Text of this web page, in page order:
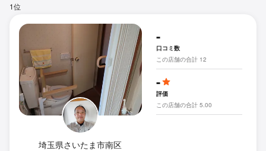
1位
埼玉県さいたま市南区
-
口コミ数
この店舗の合計 12
-
評価
この店舗の合計 5.00